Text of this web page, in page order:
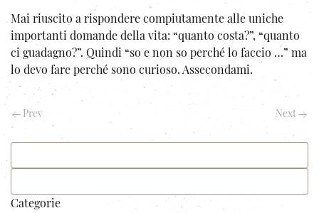
Mai riuscito a rispondere compiutamente alle uniche
importanti domande della vita: “quanto costa?”, “quanto
ci guadagno?”. Quindi “so e non so perché lo faccio …” ma
lo devo fare perché sono curioso. Assecondami.
Prev Next
Categorie